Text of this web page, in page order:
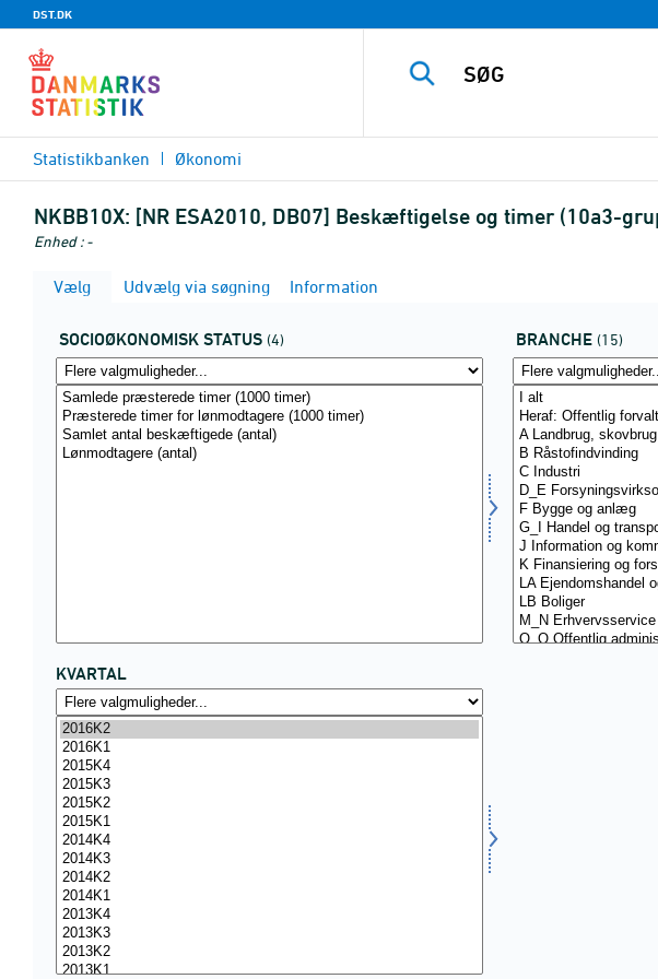
DST.DK
Statistikbanken Økonomi
NKBB10X: [NR ESA2010, DB07] Beskæftigelse og timer (10a3-
Enhed : -
Vælg Udvælg via søgning Information
SOCIOØKONOMISK STATUS (4) BRANCHE (15)
KVARTAL